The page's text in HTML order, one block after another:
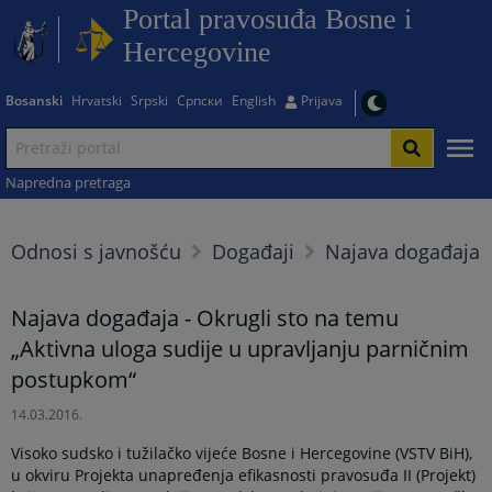
Portal pravosuđa Bosne i
Hercegovine
Bosanski Hrvatski Srpski Српски English Prijava
Napredna pretraga
Odnosi s javnošću Događaji Najava događaja
Najava događaja - Okrugli sto na temu
„Aktivna uloga sudije u upravljanju parničnim
postupkom“
14.03.2016.
Visoko sudsko i tužilačko vijeće Bosne i Hercegovine (VSTV BiH),
u okviru Projekta unapređenja efikasnosti pravosuđa II (Projekt)